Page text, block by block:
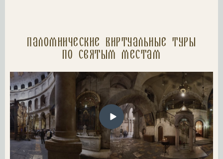
Паломнические Виртуальные туры
по святым местам